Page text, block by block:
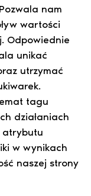
nam
wartości
Odpowiednie
unikać
utrzymać
tagu
działaniach
atrybutu
w wynikach
naszej strony